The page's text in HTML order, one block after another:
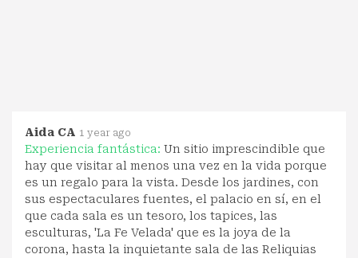
Aida CA 1 year ago
Experiencia fantástica: Un sitio imprescindible que
hay que visitar al menos una vez en la vida porque
es un regalo para la vista. Desde los jardines, con
sus espectaculares fuentes, el palacio en sí, en el
que cada sala es un tesoro, los tapices, las
esculturas, 'La Fe Velada' que es la joya de la
corona, hasta la inquietante sala de las Reliquias